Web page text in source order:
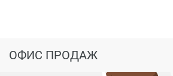
ОФИС ПРОДАЖ